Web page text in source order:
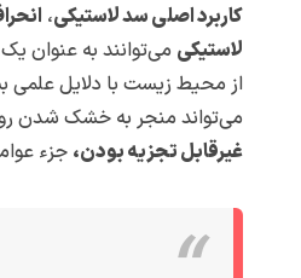
کاربرد اصلی سد لاستیکی،
لاستیکی می‌توانند به عنوان
از محیط زیست با دلایل علمی
می‌تواند منجر به خشک شدن
غیرقابل تجزیه بودن، جزء